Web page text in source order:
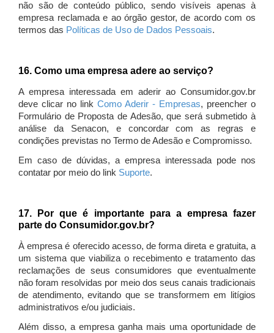
não são de conteúdo público, sendo visíveis apenas à
empresa reclamada e ao órgão gestor, de acordo com os
termos das Políticas de Uso de Dados Pessoais.
16. Como uma empresa adere ao serviço?
A empresa interessada em aderir ao Consumidor.gov.br
deve clicar no link Como Aderir - Empresas, preencher o
Formulário de Proposta de Adesão, que será submetido à
análise da Senacon, e concordar com as regras e
condições previstas no Termo de Adesão e Compromisso.
Em caso de dúvidas, a empresa interessada pode nos
contatar por meio do link Suporte.
17. Por que é importante para a empresa fazer
parte do Consumidor.gov.br?
À empresa é oferecido acesso, de forma direta e gratuita, a
um sistema que viabiliza o recebimento e tratamento das
reclamações de seus consumidores que eventualmente
não foram resolvidas por meio dos seus canais tradicionais
de atendimento, evitando que se transformem em litígios
administrativos e/ou judiciais.
Além disso, a empresa ganha mais uma oportunidade de